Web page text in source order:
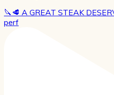
🔪🥩 A GREAT STEAK
perf